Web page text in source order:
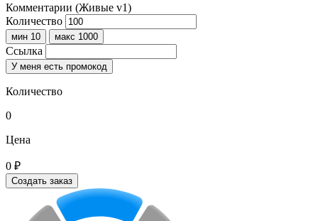
Комментарии (Живые v1)
Количество
мин 10 макс 1000
Ссылка
У меня есть промокод
Количество
0
Цена
0 ₽
Создать заказ